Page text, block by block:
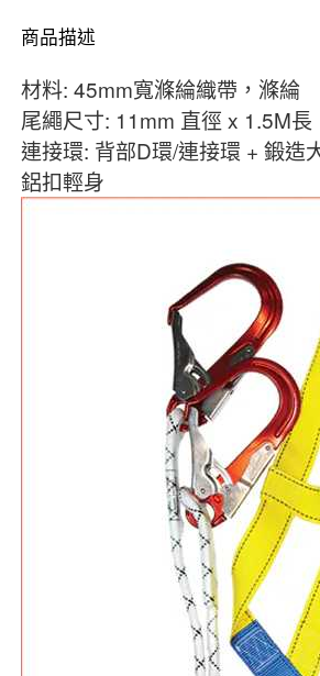
商品描述
材料: 45mm寬滌綸織帶，滌綸
尾繩尺寸: 11mm 直徑 x 1.5M長
連接環: 背部D環/連接環 + 鍛造
鋁扣輕身